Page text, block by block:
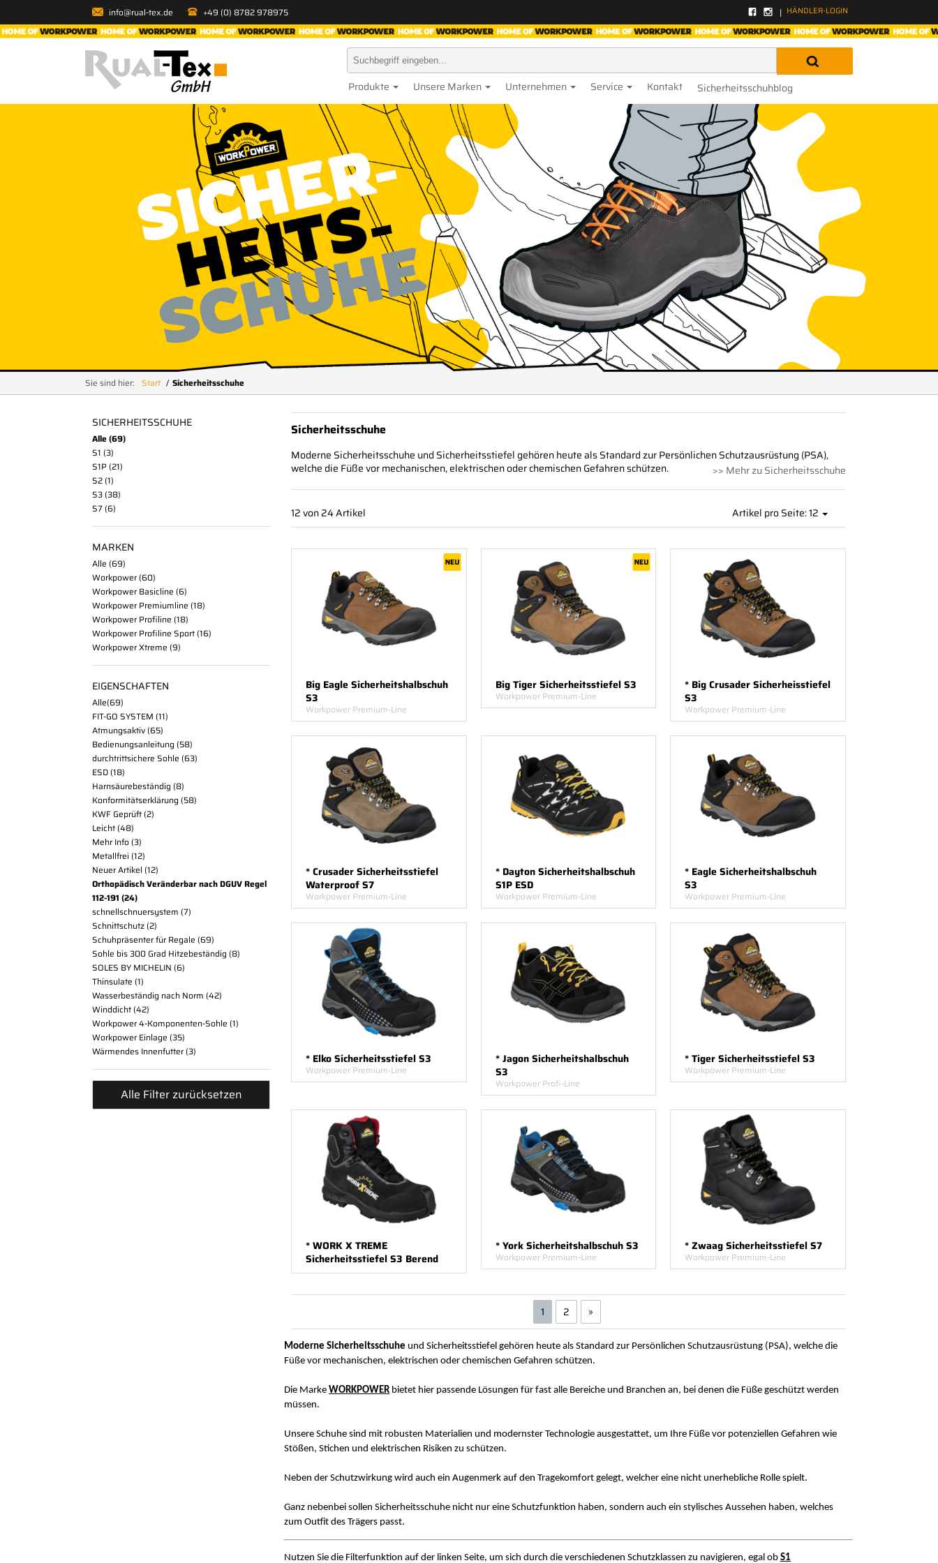
info@rual-tex.de +49 (0) 8782 978975 HÄNDLER-LOGIN
Produkte Unsere Marken Unternehmen Service Kontakt Sicherheitsschuhblog
Sie sind hier: Start Sicherheitsschuhe
SICHERHEITSSCHUHE
Alle 69
S1 3
S1P 21
S2 1
S3 38
S7 6
MARKEN
Alle 69
Workpower 60
Workpower Basicline 6
Workpower Premiumline 18
Workpower Profiline 18
Workpower Profiline Sport 16
Workpower Xtreme 9
EIGENSCHAFTEN
Alle 69
FIT-GO SYSTEM 11
Atmungsaktiv 65
Bedienungsanleitung 58
durchtrittsichere Sohle 63
ESD 18
Harnsäurebeständig 8
Konformitätserklärung 58
KWF Geprüft 2
Leicht 48
Mehr Info 3
Metallfrei 12
Neuer Artikel 12
Orthopädisch Veränderbar nach DGUV Regel
112-191 24
schnellschnuersystem 7
Schnittschutz 2
Schuhpräsenter für Regale 69
Sohle bis 300 Grad Hitzebeständig 8
SOLES BY MICHELIN 6
Thinsulate 1
Wasserbeständig nach Norm 42
Winddicht 42
Workpower 4-Komponenten-Sohle 1
Workpower Einlage 35
Wärmendes Innenfutter 3
Alle Filter zurücksetzen
Sicherheitsschuhe
Moderne Sicherheitsschuhe und Sicherheitsstiefel gehören heute als Standard zur Persönlichen Schutzausrüstung (PSA),
welche die Füße vor mechanischen, elektrischen oder chemischen Gefahren schützen.
>> Mehr zu Sicherheitsschuhe
12 von 24 Artikel Artikel pro Seite: 12
Big Eagle Sicherheitshalbschuh
S3
Workpower Premium-Line
Big Tiger Sicherheitsstiefel S3
Workpower Premium-Line
* Big Crusader Sicherheisstiefel
S3
Workpower Premium-Line
* Crusader Sicherheitsstiefel
Waterproof S7
Workpower Premium-Line
* Dayton Sicherheitshalbschuh
S1P ESD
Workpower Premium-Line
* Eagle Sicherheitshalbschuh
S3
Workpower Premium-Line
* Elko Sicherheitsstiefel S3
Workpower Premium-Line
* Jagon Sicherheitshalbschuh
S3
Workpower Profi-Line
* Tiger Sicherheitsstiefel S3
Workpower Premium-Line
* WORK X TREME
Sicherheitsstiefel S3 Berend
* York Sicherheitshalbschuh S3
Workpower Premium-Line
* Zwaag Sicherheitsstiefel S7
Workpower Premium-Line
1 2 »
Moderne Sicherheitsschuhe und Sicherheitsstiefel gehören heute als Standard zur Persönlichen Schutzausrüstung (PSA), welche die
Füße vor mechanischen, elektrischen oder chemischen Gefahren schützen.
Die Marke WORKPOWER bietet hier passende Lösungen für fast alle Bereiche und Branchen an, bei denen die Füße geschützt werden
müssen.
Unsere Schuhe sind mit robusten Materialien und modernster Technologie ausgestattet, um Ihre Füße vor potenziellen Gefahren wie
Stößen, Stichen und elektrischen Risiken zu schützen.
Neben der Schutzwirkung wird auch ein Augenmerk auf den Tragekomfort gelegt, welcher eine nicht unerhebliche Rolle spielt.
Ganz nebenbei sollen Sicherheitsschuhe nicht nur eine Schutzfunktion haben, sondern auch ein stylisches Aussehen haben, welches
zum Outfit des Trägers passt.
Nutzen Sie die Filterfunktion auf der linken Seite, um sich durch die verschiedenen Schutzklassen zu navigieren, egal ob S1